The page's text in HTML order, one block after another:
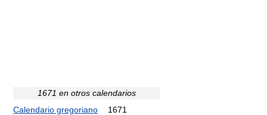
1671 en otros calendarios
Calendario gregoriano
1671